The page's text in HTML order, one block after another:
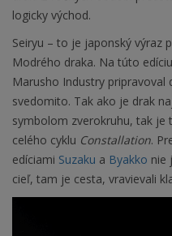
logicky východ.
Seiryu – to je japonský výraz
Modrého draka. Na túto
Marusho Industry pripravoval
svedomito. Tak ako je drak
symbolom zverokruhu, tak
celého cyklu Constallation.
edíciami Suzaku a Byakko nie
cieľ, tam je cesta, vravievali